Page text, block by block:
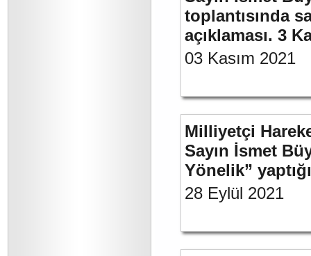
toplantısında
açıklaması. 3
03 Kasım 2021
Milliyetçi
Sayın İsmet
Yönelik”
28 Eylül 2021